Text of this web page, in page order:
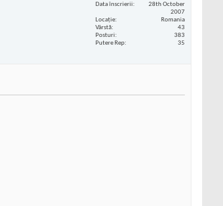
Data înscrierii
28th October
2007
Locaţie
Romania
Vârstă
43
Posturi
383
Putere Rep
35